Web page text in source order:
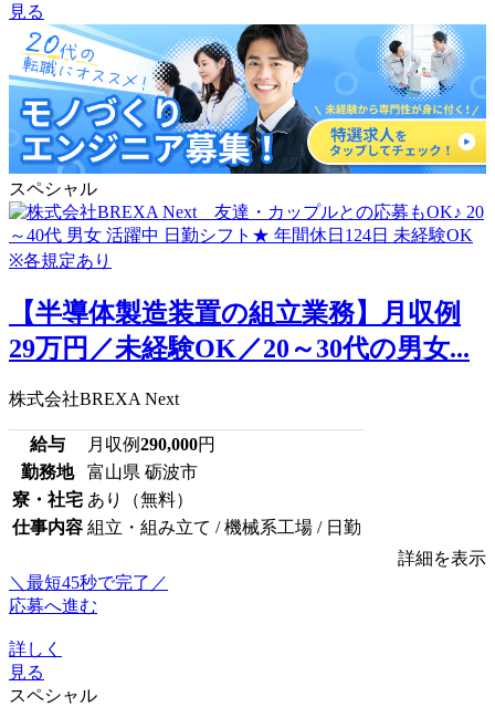
見る
スペシャル
【半導体製造装置の組立業務】月収例
29万円／未経験OK／20～30代の男女...
株式会社BREXA Next
給与 月収例290,000円
勤務地
富山県 砺波市
寮・社宅 あり（無料）
仕事内容 組立・組み立て / 機械系工場 / 日勤
詳細を表示
＼最短45秒で完了／
応募へ進む
詳しく
見る
スペシャル